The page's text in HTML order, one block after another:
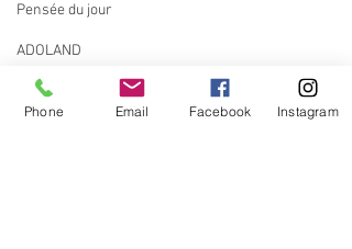
Pensée du jour
ADOLAND
Phone Email Facebook Instagram